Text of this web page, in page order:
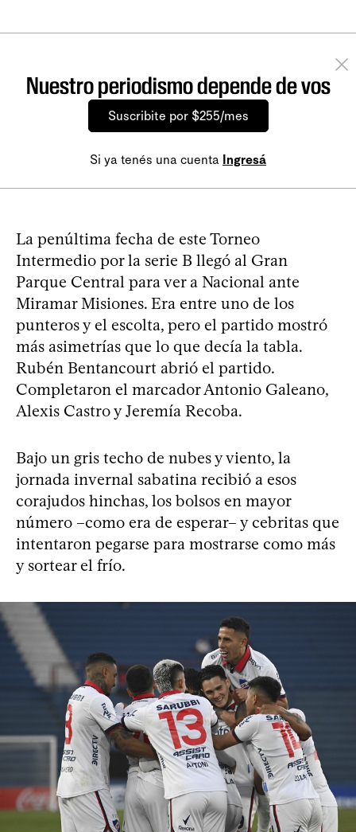
Nuestro periodismo depende de vos
Suscribite por $255/mes
Si ya tenés una cuenta Ingresá
La penúltima fecha de este Torneo
Intermedio por la serie B llegó al Gran
Parque Central para ver a Nacional ante
Miramar Misiones. Era entre uno de los
punteros y el escolta, pero el partido mostró
más asimetrías que lo que decía la tabla.
Rubén Bentancourt abrió el partido.
Completaron el marcador Antonio Galeano,
Alexis Castro y Jeremía Recoba.
Bajo un gris techo de nubes y viento, la
jornada invernal sabatina recibió a esos
corajudos hinchas, los bolsos en mayor
número –como era de esperar– y cebritas que
intentaron pegarse para mostrarse como más
y sortear el frío.